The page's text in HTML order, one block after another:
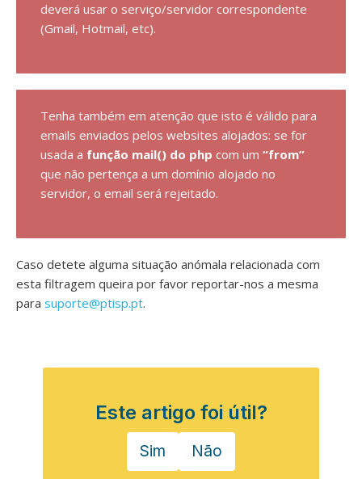
deverá usar o serviço/servidor correspondente
(Gmail, Hotmail, etc).
Tenha também em atenção que isto é válido para
emails enviados pelos websites alojados: se for
usada a função mail() do php com um “from”
que não pertença a um domínio alojado no
servidor, o email será rejeitado.
Caso detete alguma situação anómala relacionada com
esta filtragem queira por favor reportar-nos a mesma
para suporte@ptisp.pt.
Este artigo foi útil?
Sim Não